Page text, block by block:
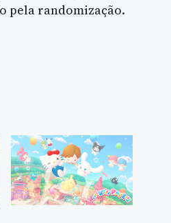
pela randomização.